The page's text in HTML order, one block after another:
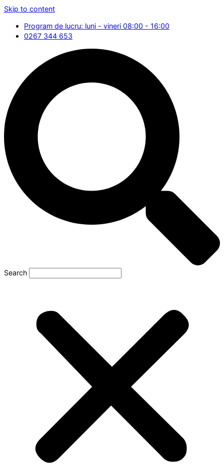
Skip to content
Program de lucru: luni - vineri 08:00 - 16:00
0267 344 653
Search